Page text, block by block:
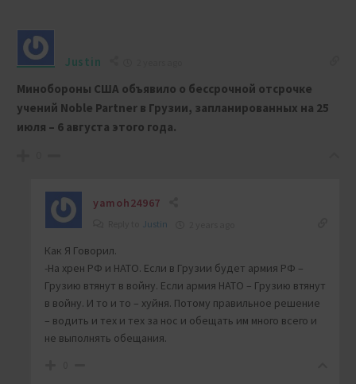
Justin
Минобороны США объявило о бессрочной отсрочке
учений Noble Partner в Грузии, запланированных на 25
июля – 6 августа этого года.
yamoh24967
Justin
Как Я Говорил.
-На хрен РФ и НАТО. Если в Грузии будет армия РФ –
Грузию втянут в войну. Если армия НАТО – Грузию втянут
в войну. И то и то – хуйня. Потому правильное решение
– водить и тех и тех за нос и обещать им много всего и
не выполнять обещания.